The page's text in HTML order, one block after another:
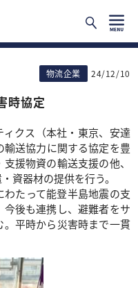
物流企業 24/12/10
時協定
クス（本社・東京、安達
送協力に関する協定を豊
援物資の輸送支援の他、
資器材の提供を行う。
たって能登半島地震の支
後も連携し、避難者をサ
平時から災害時まで一貫